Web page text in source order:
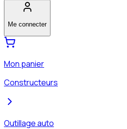
Me connecter
Mon panier
Constructeurs
Outillage auto